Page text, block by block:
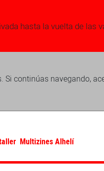
hasta la vuelta de las
continúas navegando,
Multizines Alhelí